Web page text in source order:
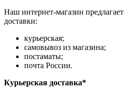
Наш интернет-магазин
доставки:
курьерская;
самовывоз из магазина;
постаматы;
почта России.
Курьерская доставка*